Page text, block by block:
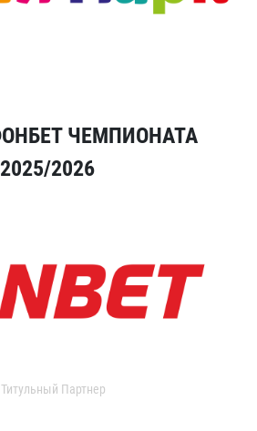
ЧЕМПИОНАТА
2026
Титульный Партнер